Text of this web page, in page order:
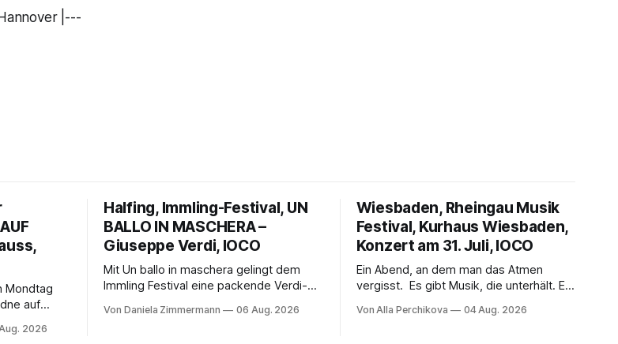
|---
Mondtag
auf
2026
Halfing, Immling-Festival, UN
BALLO IN MASCHERA –
Giuseppe Verdi, IOCO
Mit Un ballo in maschera gelingt dem
Immling Festival eine packende Verdi-
Wirklichkeit. Verena von Kerssenbrock
Von Daniela Zimmermann 06 Aug. 2026
Wiesbaden, Rheingau Musik
Festival, Kurhaus Wiesbaden,
Konzert am 31. Juli, IOCO
Ein Abend, an dem man das Atmen
vergisst. Es gibt Musik, die unterhält. Es
Musik, nach der man minutenlang kein
Von Alla Perchikova 04 Aug. 2026